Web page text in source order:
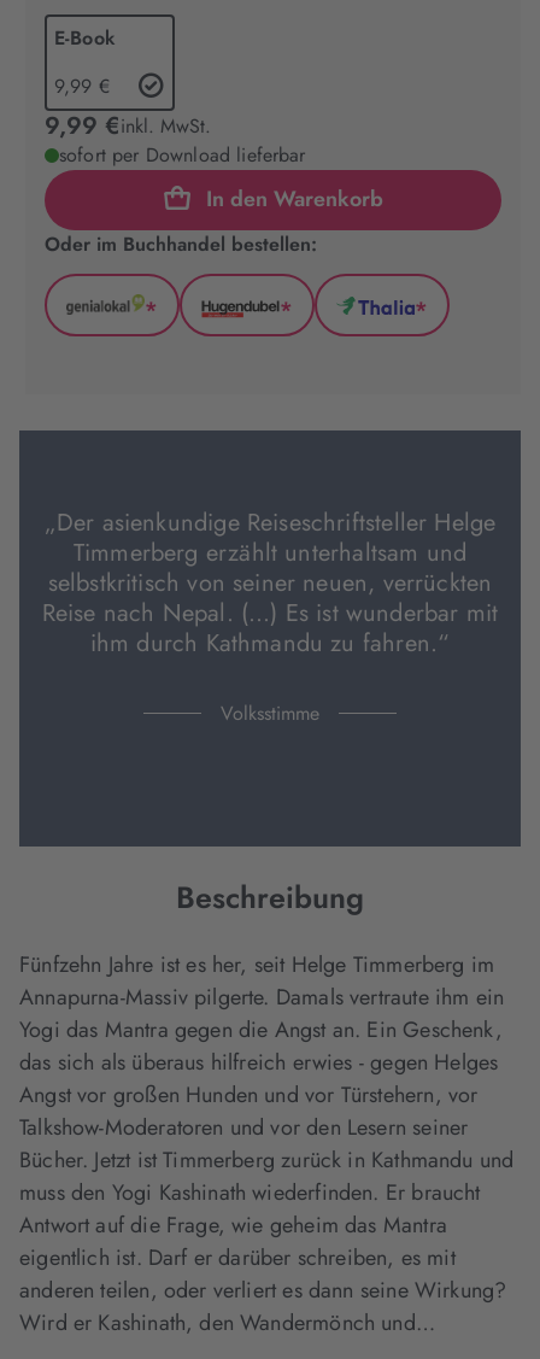
E-Book
9,99 €
9,99 €inkl. MwSt.
sofort per Download lieferbar
In den Warenkorb
Oder im Buchhandel bestellen:
GenialLokal
Tab
*
Hugendubel
Tab
*
Thalia
Tab
*
„Der asienkundige Reiseschriftsteller Helge
Timmerberg erzählt unterhaltsam und
selbstkritisch von seiner neuen, verrückten
Reise nach Nepal. (…) Es ist wunderbar mit
ihm durch Kathmandu zu fahren.“
Volksstimme
Beschreibung
Fünfzehn Jahre ist es her, seit Helge Timmerberg im
Annapurna-Massiv pilgerte. Damals vertraute ihm ein
Yogi das Mantra gegen die Angst an. Ein Geschenk,
das sich als überaus hilfreich erwies - gegen Helges
Angst vor großen Hunden und vor Türstehern, vor
Talkshow-Moderatoren und vor den Lesern seiner
Bücher. Jetzt ist Timmerberg zurück in Kathmandu und
muss den Yogi Kashinath wiederfinden. Er braucht
Antwort auf die Frage, wie geheim das Mantra
eigentlich ist. Darf er darüber schreiben, es mit
anderen teilen, oder verliert es dann seine Wirkung?
Wird er Kashinath, den Wandermönch und…